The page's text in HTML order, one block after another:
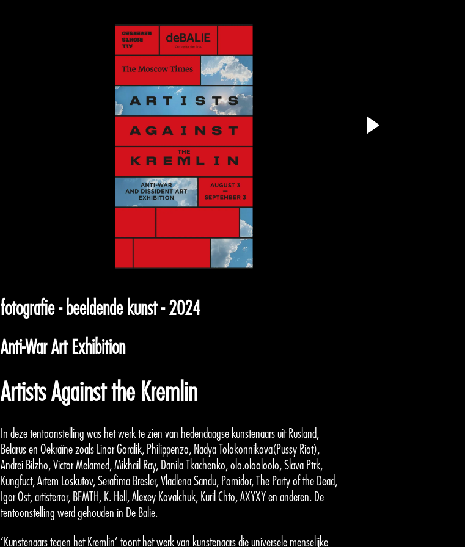
fotografie - beeldende kunst - 2024
Anti-War Art Exhibition
Artists Against the Kremlin
In deze tentoonstelling was het werk te zien van hedendaagse kunstenaars uit Rusland,
Belarus en Oekraïne zoals Linor Goralik, Philippenzo, Nadya Tolokonnikova(Pussy Riot),
Andrei Bilzho, Victor Melamed, Mikhail Ray, Danila Tkachenko, olo.olooloolo, Slava Ptrk,
Kungfuct, Artem Loskutov, Serafima Bresler, Vladlena Sandu, Pomidor, The Party of the Dead,
Igor Ost, artisterror, BFMTH, K. Hell, Alexey Kovalchuk, Kuril Chto, AXYXY en anderen. De
tentoonstelling werd gehouden in De Balie.
‘Kunstenaars tegen het Kremlin’ toont het werk van kunstenaars die universele menselijke